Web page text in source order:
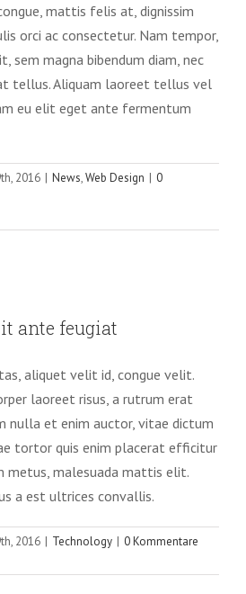
mattis felis at, dignissim
orci ac consectetur. Nam tempor,
sem magna bibendum diam, nec
tellus. Aliquam laoreet tellus vel
eu elit eget ante fermentum
2016 | News,Web Design | 0
Technology
ante feugiat
aliquet velit id, congue velit.
laoreet risus, a rutrum erat
nulla et enim auctor, vitae dictum
tortor quis enim placerat efficitur
metus, malesuada mattis elit.
a est ultrices convallis.
2016 | Technology | 0 Kommentare